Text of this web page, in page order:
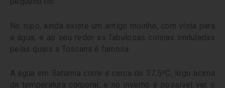
No topo, ainda existe um antigo moinho, com vista para
a água, e ao seu redor as fabulosas colinas onduladas
pelas quais a Toscana é famosa.
A água em Saturnia corre a cerca de 37,5ºC, logo acima
da temperatura corporal, e no inverno é possível ver o